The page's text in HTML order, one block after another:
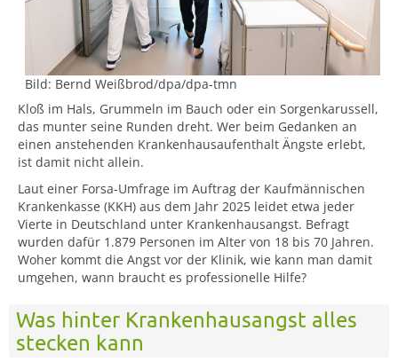
Bild: Bernd Weißbrod/dpa/dpa-tmn
Kloß im Hals, Grummeln im Bauch oder ein Sorgenkarussell,
das munter seine Runden dreht. Wer beim Gedanken an
einen anstehenden Krankenhausaufenthalt Ängste erlebt,
ist damit nicht allein.
Laut einer Forsa-Umfrage im Auftrag der Kaufmännischen
Krankenkasse (KKH) aus dem Jahr 2025 leidet etwa jeder
Vierte in Deutschland unter Krankenhausangst. Befragt
wurden dafür 1.879 Personen im Alter von 18 bis 70 Jahren.
Woher kommt die Angst vor der Klinik, wie kann man damit
umgehen, wann braucht es professionelle Hilfe?
Was hinter Krankenhausangst alles
stecken kann